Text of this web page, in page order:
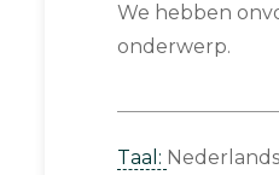
We hebben
onderwerp.
Taal: